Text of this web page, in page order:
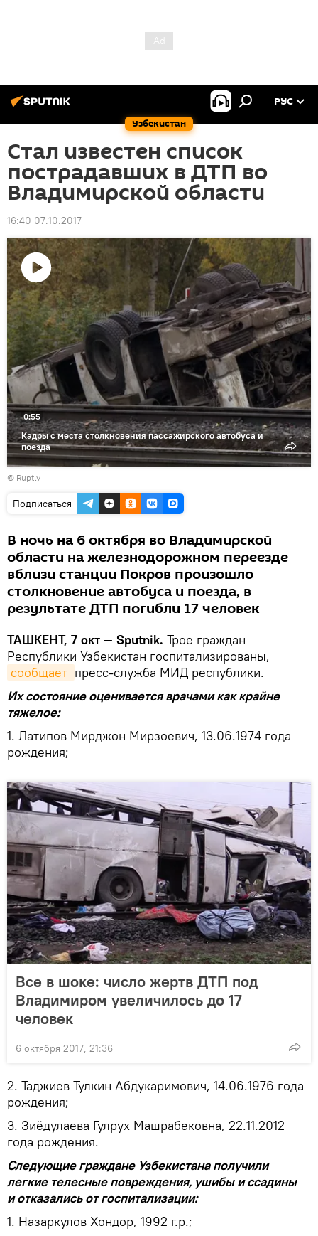
Узбекистан
РУС
Стал известен список
пострадавших в ДТП во
Владимирской области
16:40 07.10.2017
Воспроизвести
видео
Кадры с места столкновения пассажирского автобуса и
поезда
0:55
© Ruptly
Подписаться
В ночь на 6 октября во Владимирской
области на железнодорожном переезде
вблизи станции Покров произошло
столкновение автобуса и поезда, в
результате ДТП погибли 17 человек
ТАШКЕНТ, 7 окт — Sputnik. Трое граждан
Республики Узбекистан госпитализированы,
сообщает пресс-служба МИД республики.
Их состояние оценивается врачами как крайне
тяжелое:
1. Латипов Мирджон Мирзоевич, 13.06.1974 года
рождения;
Все в шоке: число жертв ДТП под
Владимиром увеличилось до 17
человек
6 октября 2017, 21:36
2. Таджиев Тулкин Абдукаримович, 14.06.1976 года
рождения;
3. Зиёдулаева Гулрух Машрабековна, 22.11.2012
года рождения.
Следующие граждане Узбекистана получили
легкие телесные повреждения, ушибы и ссадины
и отказались от госпитализации:
1. Назаркулов Хондор, 1992 г.р.;